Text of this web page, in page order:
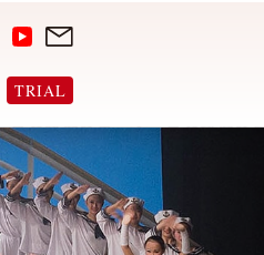
TRIAL